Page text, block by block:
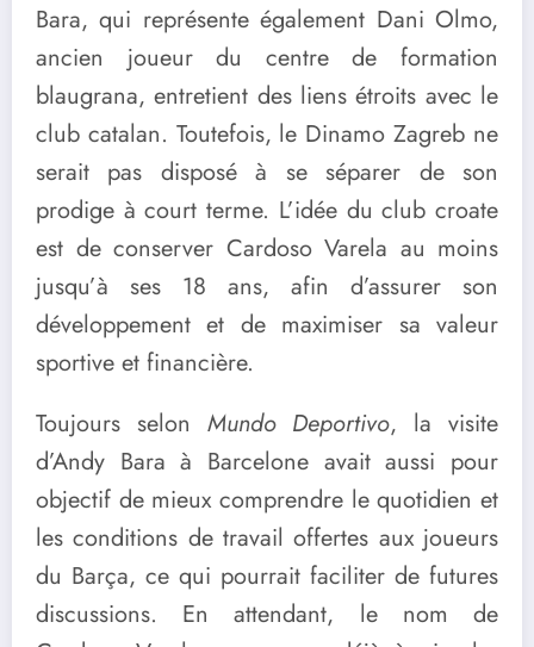
Bara, qui représente également Dani Olmo,
ancien joueur du centre de formation
blaugrana, entretient des liens étroits avec le
club catalan. Toutefois, le Dinamo Zagreb ne
serait pas disposé à se séparer de son
prodige à court terme. L’idée du club croate
est de conserver Cardoso Varela au moins
jusqu’à ses 18 ans, afin d’assurer son
développement et de maximiser sa valeur
sportive et financière.
Toujours selon Mundo Deportivo, la visite
d’Andy Bara à Barcelone avait aussi pour
objectif de mieux comprendre le quotidien et
les conditions de travail offertes aux joueurs
du Barça, ce qui pourrait faciliter de futures
discussions. En attendant, le nom de